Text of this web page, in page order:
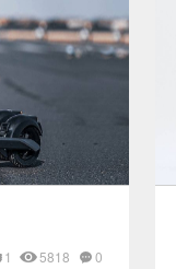
1 5818 0